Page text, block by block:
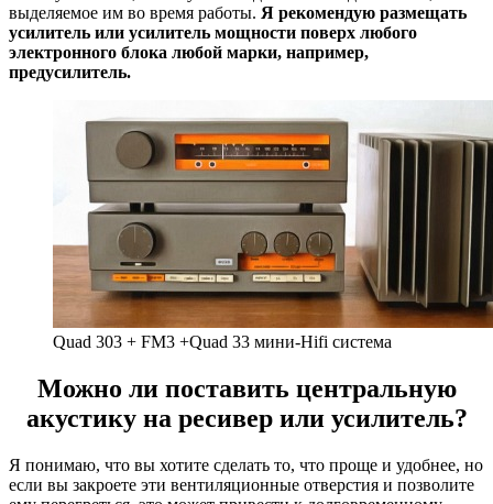
выделяемое им во время работы. Я рекомендую размещать
усилитель или усилитель мощности поверх любого
электронного блока любой марки, например,
предусилитель.
Quad 303 + FM3 +Quad 33 мини-Hifi система
Можно ли поставить центральную
акустику на ресивер или усилитель?
Я понимаю, что вы хотите сделать то, что проще и удобнее, но
если вы закроете эти вентиляционные отверстия и позволите